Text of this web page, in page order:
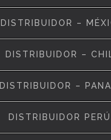
DISTRIBUIDOR –
DISTRIBUIDOR –
DISTRIBUIDOR –
DISTRIBUIDOR PERÚ